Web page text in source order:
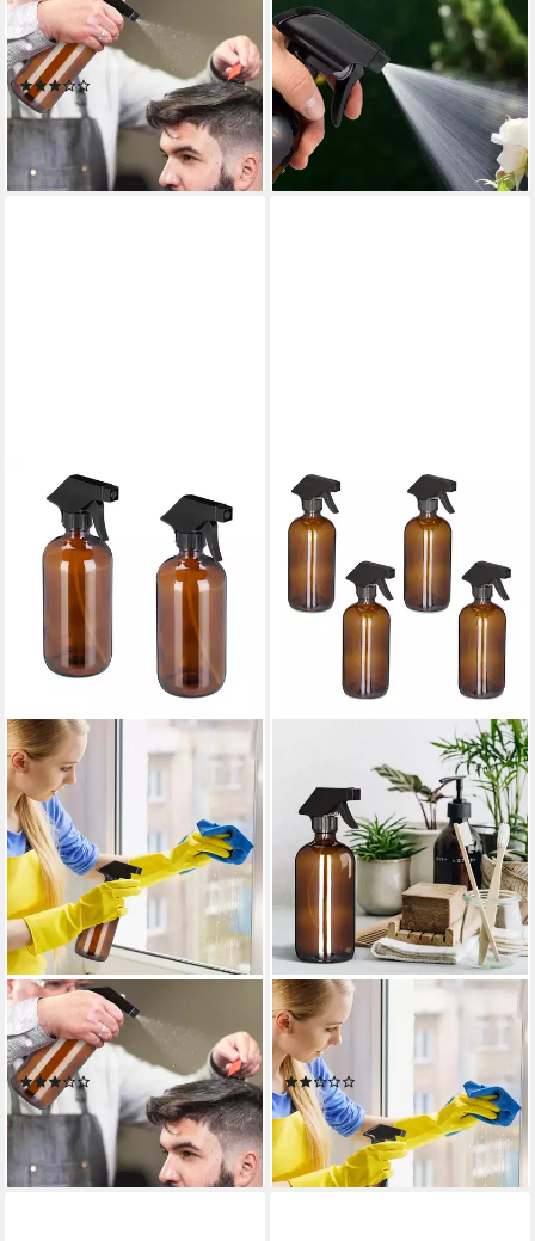
RELAXDAYS
Sprühflasche Glas im 2er Set
Brau, (2er-Set, 2-tlg., 2er Set)
11,99 € UVP 29,99 €
-60%
lieferbar - in 2-3 Werktagen bei dir
RELAXDAYS
Sprühflasche Braunglas 4er
Set, 250 ml
ab 14,99 €
UVP29,99 €
-50%
lieferbar - in 2-3 Werktagen bei dir
RELAXDAYS
Sprühflasche Glas im 2er Set
Brau, (2er-Set, 2-tlg., 2er Set)
11,99 € UVP 29,99 €
-60%
lieferbar - in 2-3 Werktagen bei dir
RELAXDAYS
Sprühflasche Glas 500ml 4er
Set, (4er Set, 4-tlg., 4er Set)
14,99 € UVP 29,99 €
-50%
lieferbar - in 2-3 Werktagen bei dir